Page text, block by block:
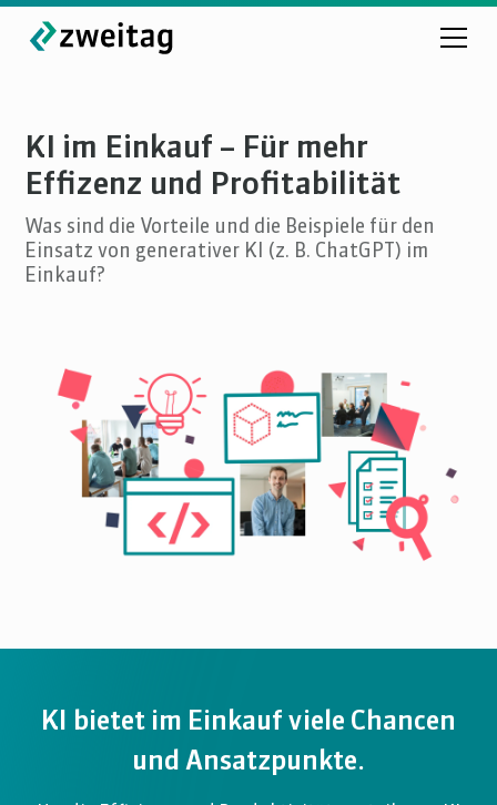
KI im Einkauf – Für mehr
Effizenz und Profitabilität
Was sind die Vorteile und die Beispiele für den
Einsatz von generativer KI (z. B. ChatGPT) im
Einkauf?
KI bietet im Einkauf viele Chancen
und Ansatzpunkte.